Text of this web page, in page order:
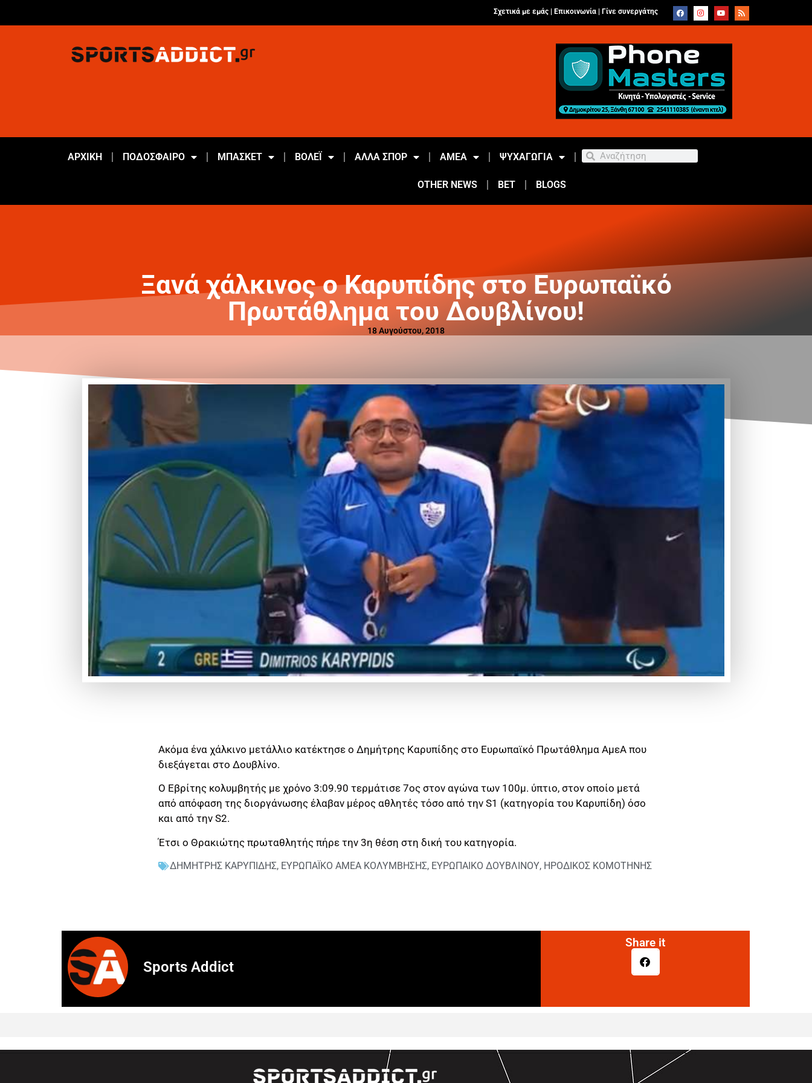
Σχετικά με εμάς | Επικοινωνία Γίνε συνεργάτης
ΑΡΧΙΚΗ ΠΟΔΟΣΦΑΙΡΟ ΜΠΑΣΚΕΤ ΒΟΛΕΪ ΑΛΛΑ ΣΠΟΡ ΑΜΕΑ ΨΥΧΑΓΩΓΙΑ
OTHER NEWS BET BLOGS
Ξανά χάλκινος ο Καρυπίδης στο Ευρωπαϊκό
Πρωτάθλημα του Δουβλίνου!
18 Αυγούστου, 2018
Ακόμα ένα χάλκινο μετάλλιο κατέκτησε ο Δημήτρης Καρυπίδης στο Ευρωπαϊκό Πρωτάθλημα ΑμεΑ που
διεξάγεται στο Δουβλίνο.
Ο Εβρίτης κολυμβητής με χρόνο 3:09.90 τερμάτισε 7ος στον αγώνα των 100μ. ύπτιο, στον οποίο μετά
από απόφαση της διοργάνωσης έλαβαν μέρος αθλητές τόσο από την S1 (κατηγορία του Καρυπίδη) όσο
και από την S2.
Έτσι ο Θρακιώτης πρωταθλητής πήρε την 3η θέση στη δική του κατηγορία.
ΔΗΜΗΤΡΗΣ ΚΑΡΥΠΙΔΗΣ, ΕΥΡΩΠΑΪΚΟ ΑΜΕΑ ΚΟΛΥΜΒΗΣΗΣ, ΕΥΡΩΠΑΙΚΟ ΔΟΥΒΛΙΝΟΥ, ΗΡΟΔΙΚΟΣ ΚΟΜΟΤΗΝΗΣ
Sports Addict
Share it